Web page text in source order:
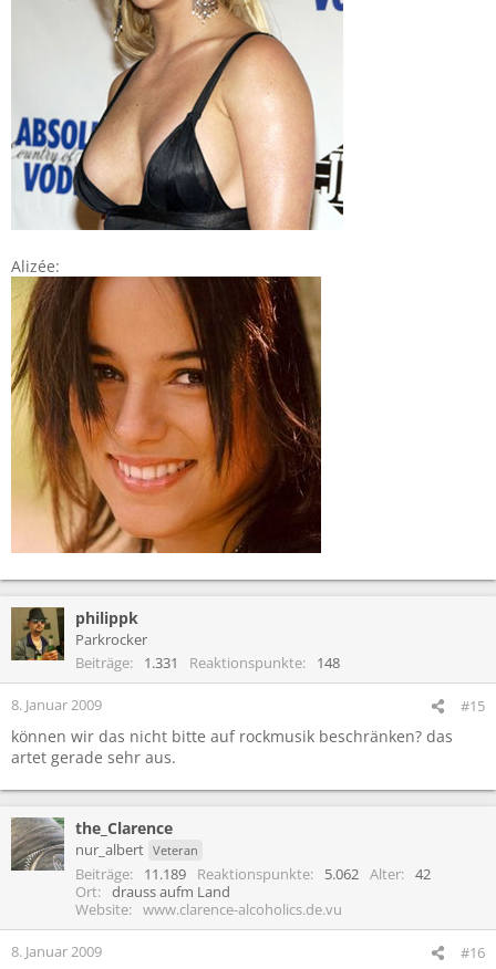
Alizée:
philippk
Parkrocker
Beiträge
1.331 Reaktionspunkte 148
8. Januar 2009 #15
können wir das nicht bitte auf rockmusik beschränken? das
artet gerade sehr aus.
the_Clarence
nur_albert Veteran
Beiträge 11.189 Reaktionspunkte 5.062 Alter
42
Ort
drauss aufm Land
Website
www.clarence-alcoholics.de.vu
8. Januar 2009 #16